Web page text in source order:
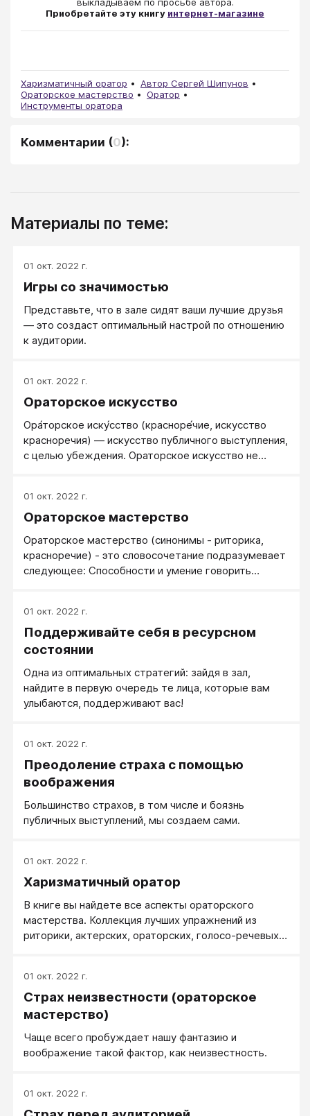
выкладываем по просьбе автора.
Приобретайте эту книгу интернет-магазине
Харизматичный оратор
Автор Сергей Шипунов
Ораторское мастерство
Оратор
Инструменты оратора
Комментарии (0):
Материалы по теме:
01 окт. 2022 г.
Игры со значимостью
Представьте, что в зале сидят ваши лучшие друзья
— это создаст оптимальный настрой по отношению
к аудитории.
01 окт. 2022 г.
Ораторское искусство
Ора́торское иску́сство (красноре́чие, искусство
красноречия) — искусство публичного выступления,
с целью убеждения. Ораторское искусство не
красиво, вдохновенно и убедительно, независимо от
того, является ли оно врождённым талантом
приобретённым в процессе обучения
(искусственное красноречие). Ораторское
искусство и свойства ораторской речи изучает
01 окт. 2022 г.
Ораторское мастерство
Ораторское мастерство (синонимы - риторика,
красноречие) - это словосочетание подразумевает
следующее: Способности и умение говорить
ораторских приемах; высокая степень мастерства
публичного выступления.
01 окт. 2022 г.
Поддерживайте себя в ресурсном
состоянии
Одна из оптимальных стратегий: зайдя в зал,
найдите в первую очередь те лица, которые вам
улыбаются, поддерживают вас!
01 окт. 2022 г.
Преодоление страха с помощью
воображения
Большинство страхов, в том числе и боязнь
публичных выступлений, мы создаем сами.
01 окт. 2022 г.
Харизматичный оратор
В книге вы найдете все аспекты ораторского
мастерства. Коллекция лучших упражнений из
риторики, актерских, ораторских, голосо-речевых
01 окт. 2022 г.
Страх неизвестности (ораторское
мастерство)
Чаще всего пробуждает нашу фантазию и
воображение такой фактор, как неизвестность.
01 окт. 2022 г.